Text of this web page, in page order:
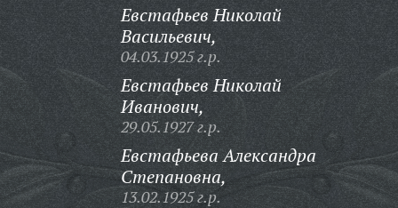
Евстафьев Николай
Васильевич,
04.03.1925 г.р.
Евстафьев Николай
Иванович,
29.05.1927 г.р.
Евстафьева Александра
Степановна,
13.02.1925 г.р.